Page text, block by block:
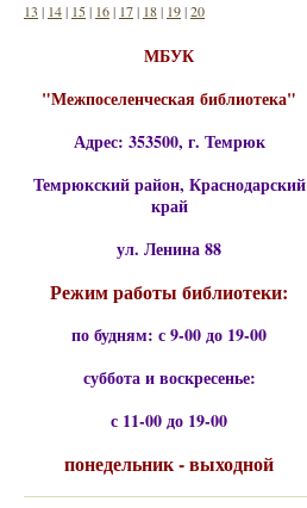
13 | 14| 15| 16| 17| 18| 19|20
МБУК
"Межпоселенческая библиотека"
Адрес: 353500, г. Темрюк
Темрюкский район, Краснодарский
край
ул. Ленина 88
Режим работы библиотеки:
по будням: с 9-00 до 19-00
суббота и воскресенье:
с 11-00 до 19-00
понедельник - выходной